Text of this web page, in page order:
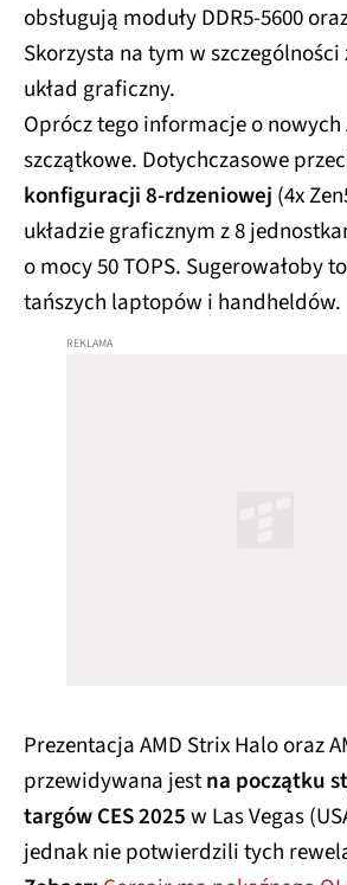
obsługują moduły DDR5-5600
Skorzysta na tym w
układ graficzny.
Oprócz tego informacje o nowych
szczątkowe. Dotychczasowe
konfiguracji 8-rdzeniowej (4x
układzie graficznym z 8
o mocy 50 TOPS. Sugerowałoby
tańszych laptopów i handheldów.
Prezentacja AMD Strix Halo oraz
przewidywana jestna początku
targów CES 2025w Las Vegas
jednak nie potwierdzili tych